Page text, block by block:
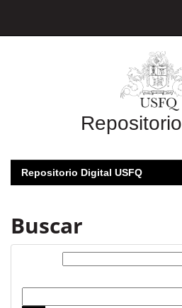
Repositorio
Repositorio Digital USFQ
Buscar